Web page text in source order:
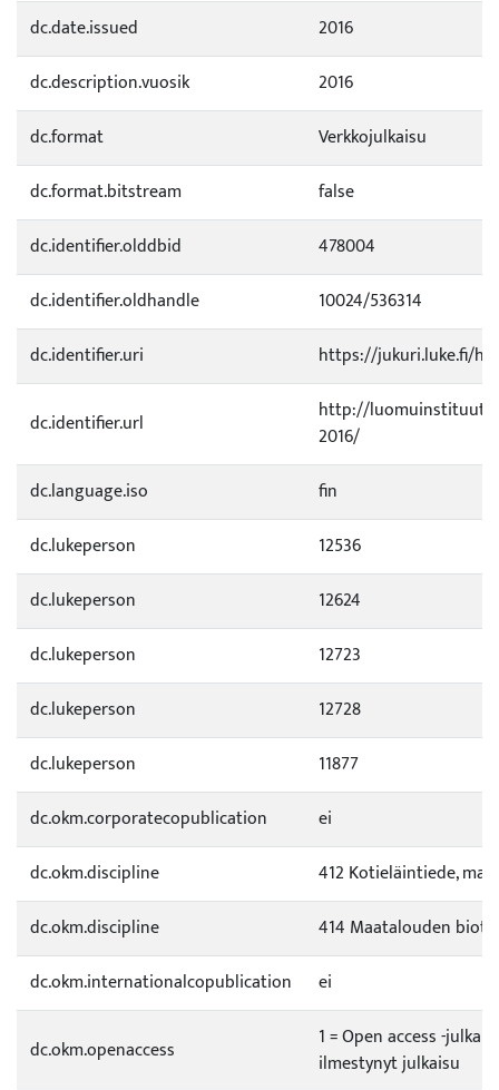
dc.date.issued
2016
dc.description.vuosik
2016
dc.format
Verkkojulkaisu
dc.format.bitstream
false
dc.identifier.olddbid
478004
dc.identifier.oldhandle
10024/536314
dc.identifier.uri
https://jukuri.luke.fi/
dc.identifier.url
http://
2016/
dc.language.iso
fin
dc.lukeperson
12536
dc.lukeperson
12624
dc.lukeperson
12723
dc.lukeperson
12728
dc.lukeperson
11877
dc.okm.corporatecopublication
ei
dc.okm.discipline
412 Kotieläintiede,
dc.okm.discipline
414 Maatalouden
dc.okm.internationalcopublication
ei
dc.okm.openaccess
1 = Open access -
ilmestynyt julkaisu